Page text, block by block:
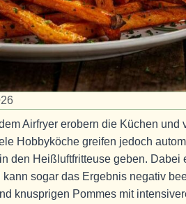
Airfryer erobern die Küchen
Hobbyköche greifen jedoch
den Heißluftfritteuse geben. Dabei
sogar das Ergebnis negativ
knusprigen Pommes mit